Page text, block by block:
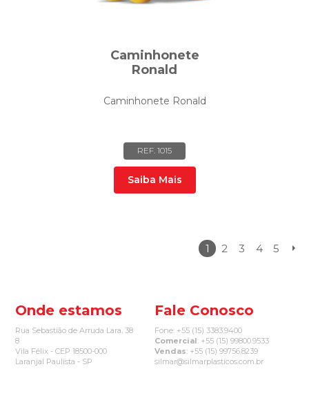
Caminhonete
Ronald
Caminhonete Ronald
REF. 1015
Saiba Mais
1 2 3 4 5
Onde estamos
Rua Sebastião de Arruda Lara, 38
8
Vila Félix - CEP 18500-000
Laranjal Paulista - SP
Fale Conosco
Fone: +55 (15) 3383.9400
Comercial: +55 (15) 99800.9533
Vendas: +55 (15) 99756.8239
silmar@silmarplasticos.com.br